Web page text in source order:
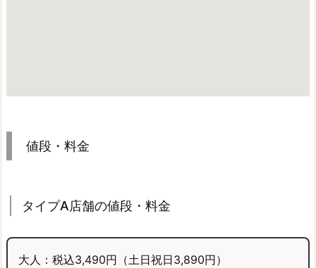
値段・料金
タイプA店舗の値段・料金
大人：税込3,490円（土日祝日3,890円）